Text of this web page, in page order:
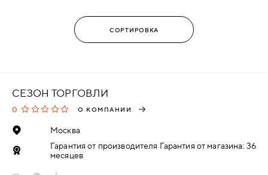
СЕЗОН ТОРГОВЛИ
0 О КОМПАНИИ
Москва
Гарантия от производителя Гарантия от магазина: 36
месяцев